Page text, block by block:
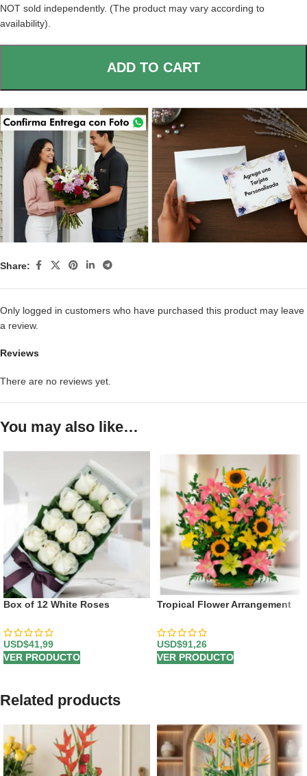
NOT sold independently. (The product may vary according to
availability).
ADD TO CART
Share:
Reviews
There are no reviews yet.
Only logged in customers who have purchased this product may leave
a review.
You may also like…
Box of 12 White Roses
USD$41,99
VER PRODUCTO
Tropical Flower Arrangement
USD$91,26
VER PRODUCTO
Related products